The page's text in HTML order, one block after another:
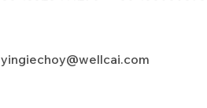
yingiechoy@wellcai.com